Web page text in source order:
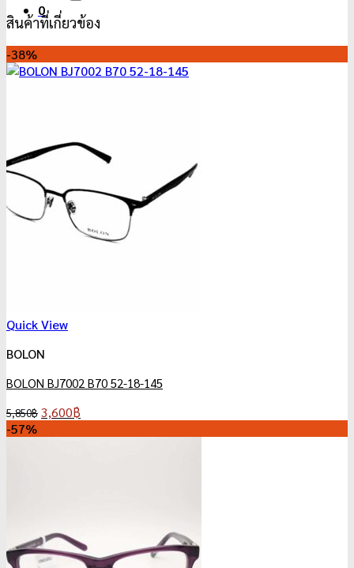
0
สินค้าที่เกี่ยวข้อง
-38%
Quick View
BOLON
BOLON BJ7002 B70 52-18-145
5,850฿ Original
3,600฿
-57%